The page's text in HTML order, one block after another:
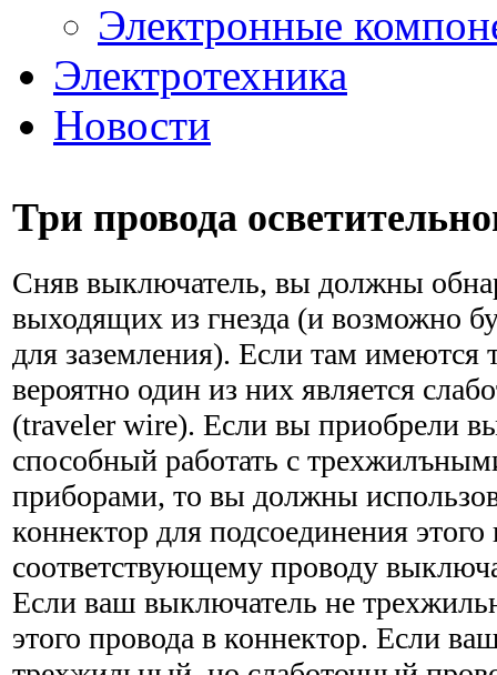
Электронные
Электротехника
Новости
Три провода
Сняв выключатель, вы должны
выходящих из гнезда (и возможно
для заземления). Если там имеются
вероятно один из них является
(traveler wire). Если вы приобрели
способный работать с
приборами, то вы должны
коннектор для подсоединения этого
соответствующему проводу
Если ваш выключатель не
этого провода в коннек­тор. Если